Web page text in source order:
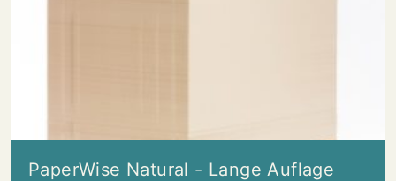
PaperWise Natural - Lange Auflage